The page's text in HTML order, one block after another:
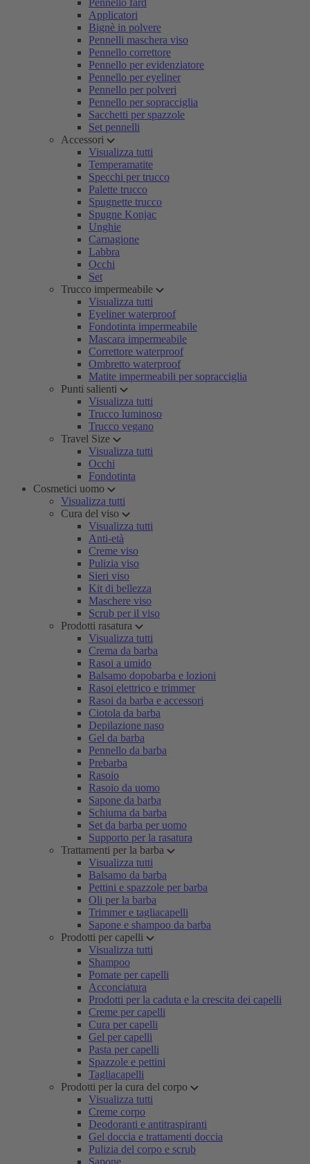
Pennello fard
Applicatori
Bignè in polvere
Pennelli maschera viso
Pennello correttore
Pennello per evidenziatore
Pennello per eyeliner
Pennello per polveri
Pennello per sopracciglia
Sacchetti per spazzole
Set pennelli
Accessori
Visualizza tutti
Temperamatite
Specchi per trucco
Palette trucco
Spugnette trucco
Spugne Konjac
Unghie
Carnagione
Labbra
Occhi
Set
Trucco impermeabile
Visualizza tutti
Eyeliner waterproof
Fondotinta impermeabile
Mascara impermeabile
Correttore waterproof
Ombretto waterproof
Matite impermeabili per sopracciglia
Punti salienti
Visualizza tutti
Trucco luminoso
Trucco vegano
Travel Size
Visualizza tutti
Occhi
Fondotinta
Cosmetici uomo
Visualizza tutti
Cura del viso
Visualizza tutti
Anti-età
Creme viso
Pulizia viso
Sieri viso
Kit di bellezza
Maschere viso
Scrub per il viso
Prodotti rasatura
Visualizza tutti
Crema da barba
Rasoi a umido
Balsamo dopobarba e lozioni
Rasoi elettrico e trimmer
Rasoi da barba e accessori
Ciotola da barba
Depilazione naso
Gel da barba
Pennello da barba
Prebarba
Rasoio
Rasoio da uomo
Sapone da barba
Schiuma da barba
Set da barba per uomo
Supporto per la rasatura
Trattamenti per la barba
Visualizza tutti
Balsamo da barba
Pettini e spazzole per barba
Oli per la barba
Trimmer e tagliacapelli
Sapone e shampoo da barba
Prodotti per capelli
Visualizza tutti
Shampoo
Pomate per capelli
Acconciatura
Prodotti per la caduta e la crescita dei capelli
Creme per capelli
Cura per capelli
Gel per capelli
Pasta per capelli
Spazzole e pettini
Tagliacapelli
Prodotti per la cura del corpo
Visualizza tutti
Creme corpo
Deodoranti e antitraspiranti
Gel doccia e trattamenti doccia
Pulizia del corpo e scrub
Sapone